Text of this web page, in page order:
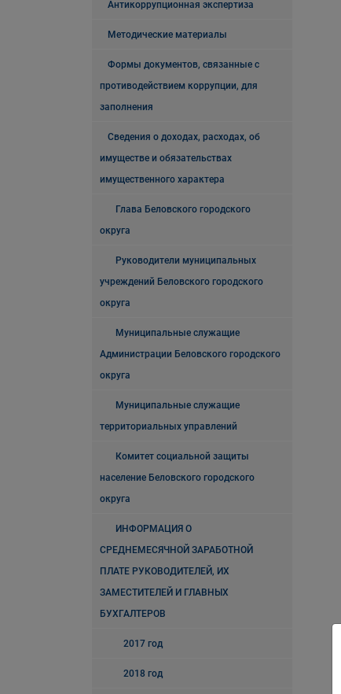
Антикоррупционная экспертиза
Методические материалы
Формы документов, связанные с
противодействием коррупции, для
заполнения
Сведения о доходах, расходах, об
имуществе и обязательствах
имущественного характера
Глава Беловского городского
округа
Руководители муниципальных
учреждений Беловского городского
округа
Муниципальные служащие
Администрации Беловского городского
округа
Муниципальные служащие
территориальных управлений
Комитет социальной защиты
население Беловского городского
округа
ИНФОРМАЦИЯ О
СРЕДНЕМЕСЯЧНОЙ ЗАРАБОТНОЙ
ПЛАТЕ РУКОВОДИТЕЛЕЙ, ИХ
ЗАМЕСТИТЕЛЕЙ И ГЛАВНЫХ
БУХГАЛТЕРОВ
2017 год
2018 год